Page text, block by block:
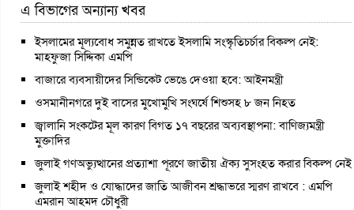
এ বিভাগের অন্যান্য খবর
ইসলামের মূল্যবোধ সমুন্নত রাখতে ইসলামি সংস্কৃতিচর্চার বিকল্প নেই:
মাহফুজা সিদ্দিকা এমপি
বাজারে ব্যবসায়ীদের সিন্ডিকেট ভেঙে দেওয়া হবে: আইনমন্ত্রী
ওসমানীনগরে দুই বাসের মুখোমুখি সংঘর্ষে শিশুসহ ৮ জন নিহত
জ্বালানি সংকটের মূল কারণ বিগত ১৭ বছরের অব্যবস্থাপনা: বাণিজ্যমন্ত্রী
মুক্তাদির
জুলাই গণঅভ্যুত্থানের প্রত্যাশা পূরণে জাতীয় ঐক্য সুসংহত করার বিকল্প নেই
জুলাই শহীদ ও যোদ্ধাদের জাতি আজীবন শ্রদ্ধাভরে স্মরণ রাখবে : এমপি
এমরান আহমদ চৌধুরী